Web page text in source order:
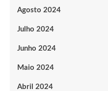
Agosto 2024
Julho 2024
Junho 2024
Maio 2024
Abril 2024